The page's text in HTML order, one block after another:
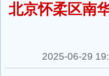
北京怀柔区南
2025-06-29